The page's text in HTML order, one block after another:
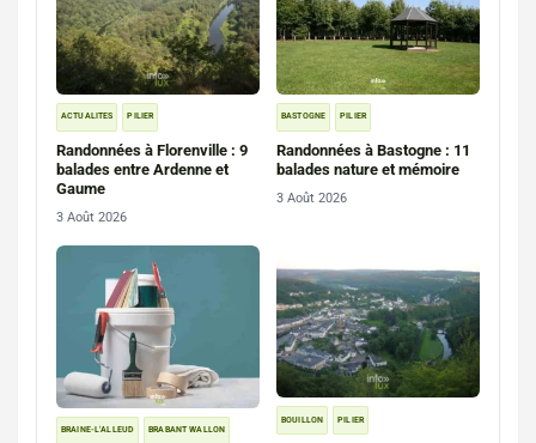
ACTUALITES PILIER
Randonnées à Florenville : 9
balades entre Ardenne et
Gaume
3 Août 2026
BASTOGNE PILIER
Randonnées à Bastogne : 11
balades nature et mémoire
3 Août 2026
BRAINE-L'ALLEUD BRABANT WALLON
BOUILLON PILIER